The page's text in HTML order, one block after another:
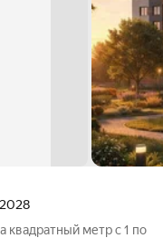
2028
метр с 1 по